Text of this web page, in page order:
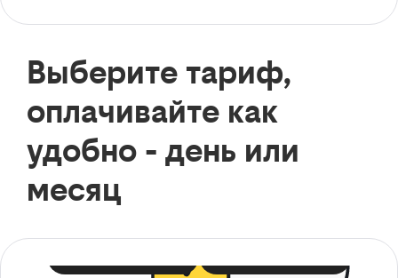
Выберите тариф,
оплачивайте как
удобно - день или
месяц